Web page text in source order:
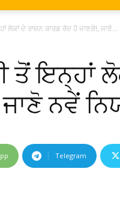
ਲੋਕਾਂ ਦੇ ਰਾਸ਼ਨ ਕਾਰਡ ਰੱਦ ਹੋ ਜਾਣਗੇ!, ਜਾਣੋ...
ਤੋਂ ਇਨ੍ਹਾਂ
ਨਵੇਂ
Telegram